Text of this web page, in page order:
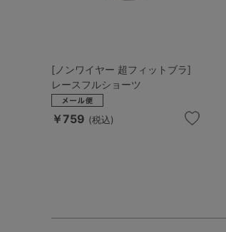
[ノンワイヤー 超フィットブラ]
レースフルショーツ
￥759 (税込)